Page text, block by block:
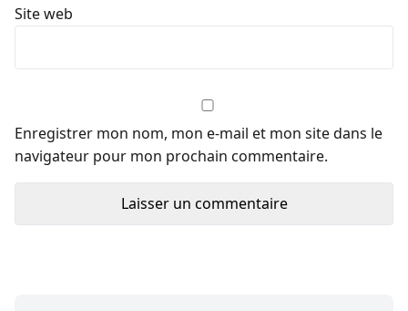
Site web
Enregistrer mon nom, mon e-mail et mon site dans le
navigateur pour mon prochain commentaire.